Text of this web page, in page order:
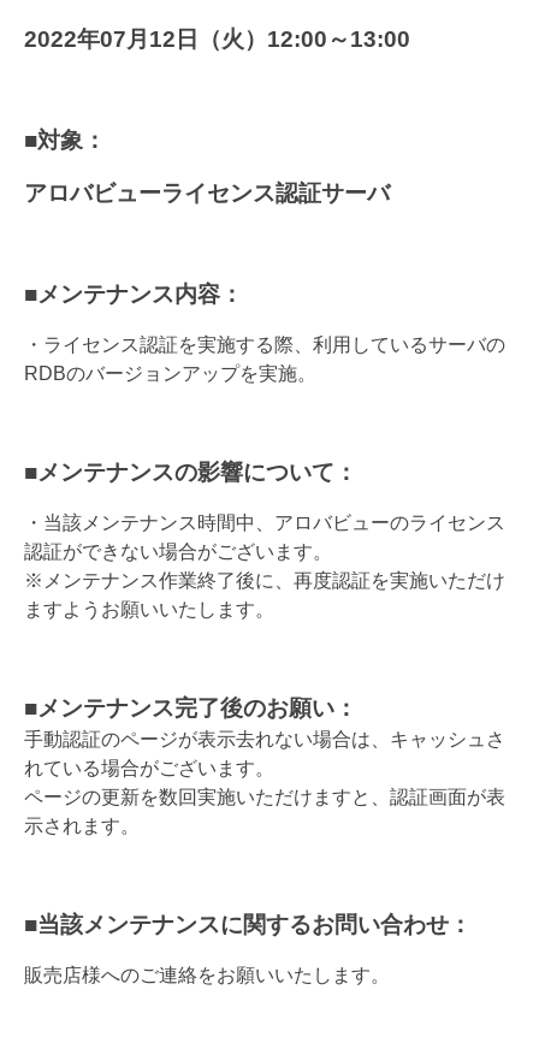
2022年07月12日（火）12:00～13:00
■対象：
アロバビューライセンス認証サーバ
■メンテナンス内容：
・ライセンス認証を実施する際、利用しているサーバの
RDBのバージョンアップを実施。
■メンテナンスの影響について：
・当該メンテナンス時間中、アロバビューのライセンス
認証ができない場合がございます。
※メンテナンス作業終了後に、再度認証を実施いただけ
ますようお願いいたします。
■メンテナンス完了後のお願い：
手動認証のページが表示去れない場合は、キャッシュさ
れている場合がございます。
ページの更新を数回実施いただけますと、認証画面が表
示されます。
■当該メンテナンスに関するお問い合わせ：
販売店様へのご連絡をお願いいたします。